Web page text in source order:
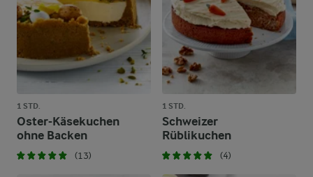
1 STD.
Oster-Käsekuchen
ohne Backen
(13)
1 STD.
Schweizer
Rüblikuchen
(4)